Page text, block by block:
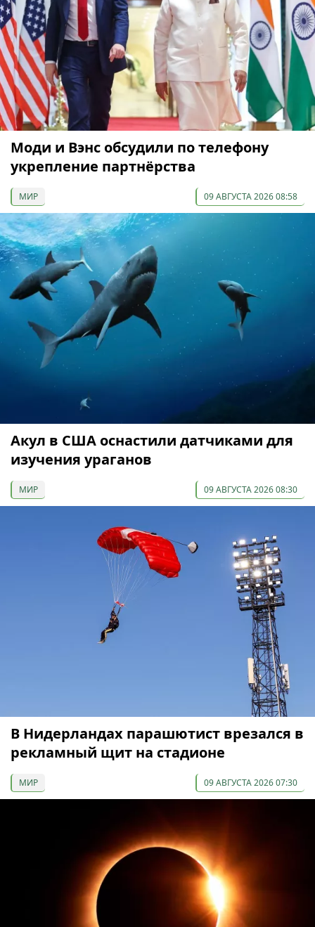
Моди и Вэнс обсудили по телефону
укрепление партнёрства
МИР 09 АВГУСТА 2026 08:58
Акул в США оснастили датчиками для
изучения ураганов
МИР 09 АВГУСТА 2026 08:30
В Нидерландах парашютист врезался в
рекламный щит на стадионе
МИР 09 АВГУСТА 2026 07:30